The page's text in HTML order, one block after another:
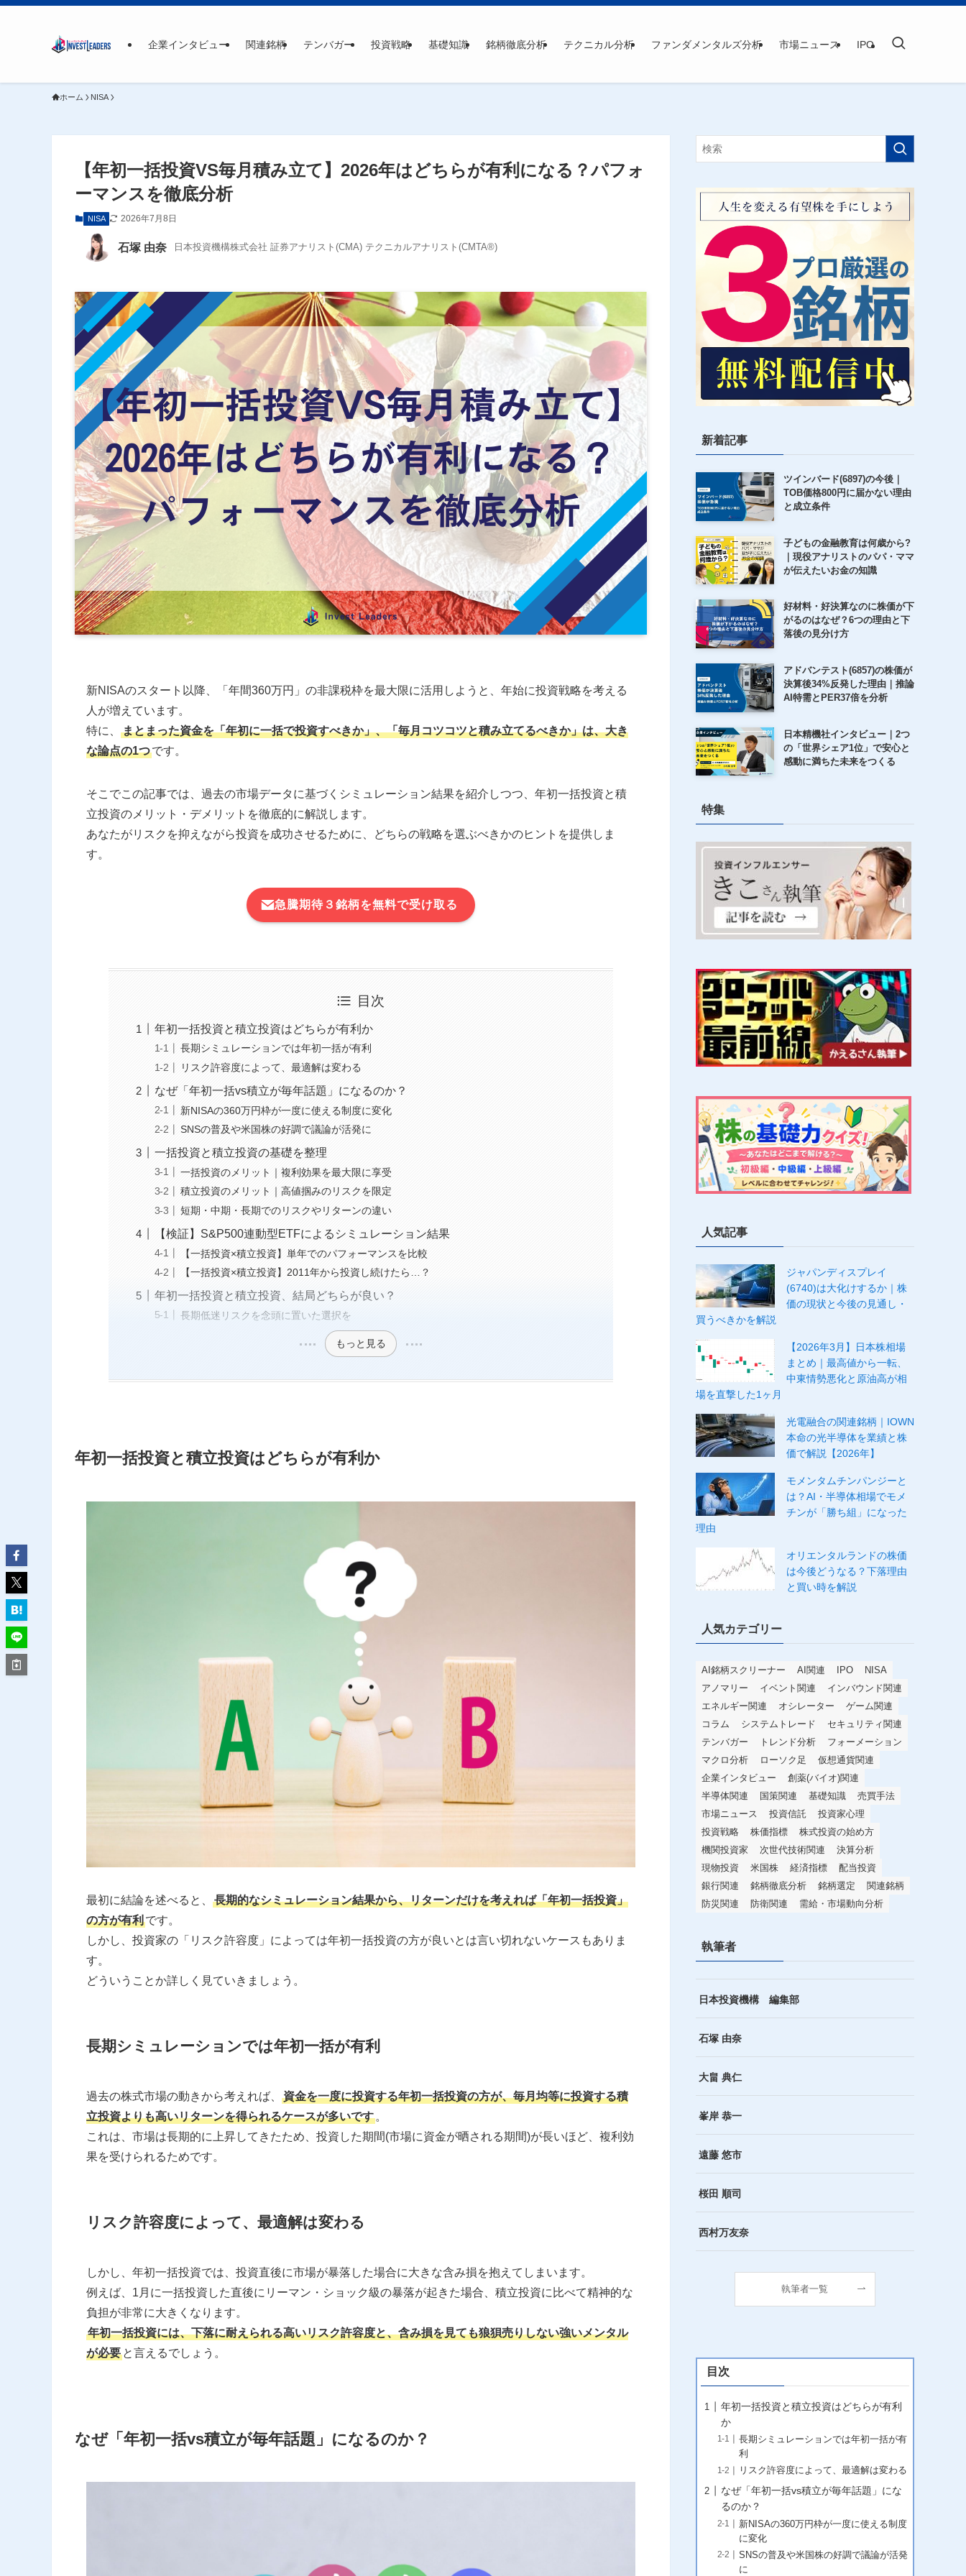
企業インタビュー 関連銘柄 テンバガー 投資戦略 基礎知識 銘柄徹底分析 テクニカル分析 ファンダメンタルズ分析 市場ニュース IPO
ホーム NISA
【年初一括投資VS毎月積み立て】2026年はどちらが有利になる？パフォ
ーマンスを徹底分析
NISA 2026年7月8日
石塚 由奈 日本投資機構株式会社 証券アナリスト(CMA) テクニカルアナリスト(CMTA®)
新NISAのスタート以降、「年間360万円」の非課税枠を最大限に活用しようと、年始に投資戦略を考える
人が増えています。
特に、
まとまった資金を「年初に一括で投資すべきか」、「毎月コツコツと積み立てるべきか」は、大き
な論点の1つです。
そこでこの記事では、過去の市場データに基づくシミュレーション結果を紹介しつつ、年初一括投資と積
立投資のメリット・デメリットを徹底的に解説します。
あなたがリスクを抑えながら投資を成功させるために、どちらの戦略を選ぶべきかのヒントを提供しま
す。
急騰期待３銘柄を無料で受け取る
目次
年初一括投資と積立投資はどちらが有利か
長期シミュレーションでは年初一括が有利
リスク許容度によって、最適解は変わる
なぜ「年初一括vs積立が毎年話題」になるのか？
新NISAの360万円枠が一度に使える制度に変化
SNSの普及や米国株の好調で議論が活発に
一括投資と積立投資の基礎を整理
一括投資のメリット｜複利効果を最大限に享受
積立投資のメリット｜高値掴みのリスクを限定
短期・中期・長期でのリスクやリターンの違い
【検証】S&P500連動型ETFによるシミュレーション結果
【一括投資×積立投資】単年でのパフォーマンスを比較
【一括投資×積立投資】2011年から投資し続けたら…？
年初一括投資と積立投資、結局どちらが良い？
長期低迷リスクを念頭に置いた選択を
もっと見る
年初一括投資と積立投資はどちらが有利か
最初に結論を述べると、
長期的なシミュレーション結果から、リターンだけを考えれば「年初一括投資」
の方が有利です。
しかし、投資家の「リスク許容度」によっては年初一括投資の方が良いとは言い切れないケースもありま
す。
どういうことか詳しく見ていきましょう。
長期シミュレーションでは年初一括が有利
過去の株式市場の動きから考えれば、
資金を一度に投資する年初一括投資の方が、毎月均等に投資する積
立投資よりも高いリターンを得られるケースが多いです 。
これは、市場は長期的に上昇してきたため、投資した期間(市場に資金が晒される期間)が長いほど、複利効
果を受けられるためです。
リスク許容度によって、最適解は変わる
しかし、年初一括投資では、投資直後に市場が暴落した場合に大きな含み損を抱えてしまいます。
例えば、1月に一括投資した直後にリーマン・ショック級の暴落が起きた場合、積立投資に比べて精神的な
負担が非常に大きくなります。
年初一括投資には、下落に耐えられる高いリスク許容度と、含み損を見ても狼狽売りしない強いメンタル
が必要 と言えるでしょう。
なぜ「年初一括vs積立が毎年話題」になるのか？
新着記事
ツインバード(6897)の今後｜
TOB価格800円に届かない理由
と成立条件
子どもの金融教育は何歳から?
｜現役アナリストのパパ・ママ
が伝えたいお金の知識
好材料・好決算なのに株価が下
がるのはなぜ？6つの理由と下
落後の見分け方
アドバンテスト(6857)の株価が
決算後34%反発した理由｜推論
AI特需とPER37倍を分析
日本精機社インタビュー｜2つ
の「世界シェア1位」で安心と
感動に満ちた未来をつくる
特集
人気記事
ジャパンディスプレイ
(6740)は大化けするか｜株
価の現状と今後の見通し・
買うべきかを解説
【2026年3月】日本株相場
まとめ｜最高値から一転、
中東情勢悪化と原油高が相
場を直撃した1ヶ月
光電融合の関連銘柄｜IOWN
本命の光半導体を業績と株
価で解説【2026年】
モメンタムチンパンジーと
は？AI・半導体相場でモメ
チンが「勝ち組」になった
理由
オリエンタルランドの株価
は今後どうなる？下落理由
と買い時を解説
人気カテゴリー
AI銘柄スクリーナー AI関連 IPO
NISA
アノマリー
イベント関連
インバウンド関連
エネルギー関連
オシレーター
ゲーム関連
コラム
システムトレード
セキュリティ関連
テンバガー
トレンド分析
フォーメーション
マクロ分析
ローソク足
仮想通貨関連
企業インタビュー
創薬(バイオ)関連
半導体関連
国策関連 基礎知識
売買手法
市場ニュース
投資信託
投資家心理
投資戦略
株価指標
株式投資の始め方
機関投資家
次世代技術関連
決算分析
現物投資
米国株 経済指標
配当投資
銀行関連
銘柄徹底分析 銘柄選定
関連銘柄
防災関連
防衛関連 需給・市場動向分析
執筆者
日本投資機構 編集部
石塚 由奈
大畠 典仁
峯岸 恭一
遠藤 悠市
桜田 順司
西村万友奈
執筆者一覧
目次
年初一括投資と積立投資はどちらが有利
か
長期シミュレーションでは年初一括が有
利
リスク許容度によって、最適解は変わる
なぜ「年初一括vs積立が毎年話題」にな
るのか？
新NISAの360万円枠が一度に使える制度
に変化
SNSの普及や米国株の好調で議論が活発
に